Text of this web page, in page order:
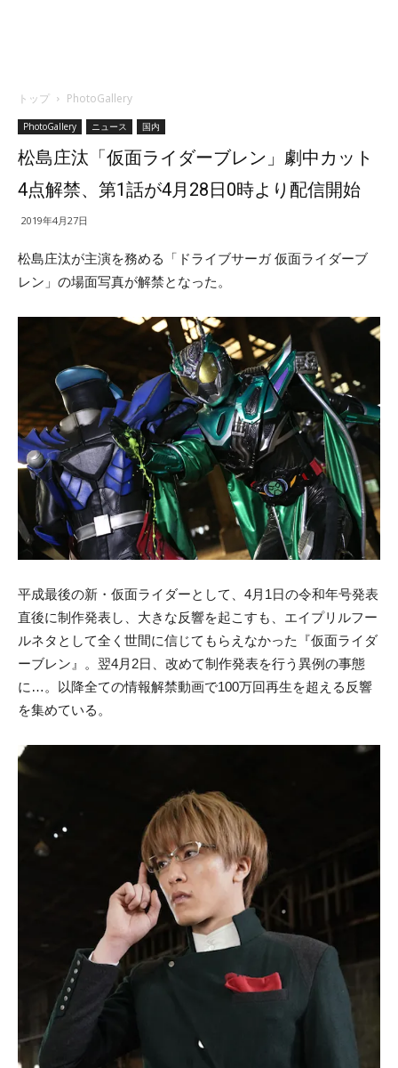
トップ PhotoGallery
PhotoGallery ニュース 国内
松島庄汰「仮面ライダーブレン」劇中カット
4点解禁、第1話が4月28日0時より配信開始
2019年4月27日
松島庄汰が主演を務める「ドライブサーガ 仮面ライダーブ
レン」の場面写真が解禁となった。
平成最後の新・仮面ライダーとして、4月1日の令和年号発表
直後に制作発表し、大きな反響を起こすも、エイプリルフー
ルネタとして全く世間に信じてもらえなかった『仮面ライダ
ーブレン』。翌4月2日、改めて制作発表を行う異例の事態
に…。以降全ての情報解禁動画で100万回再生を超える反響
を集めている。